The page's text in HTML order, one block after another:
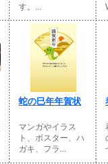
す。...
蛇の巳年年賀状
マンガやイラス
ト、ポスター、ハ
ガキ、フラ...